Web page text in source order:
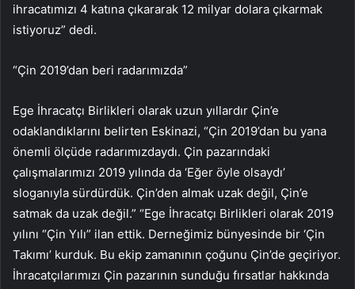
ihracatımızı 4 katına çıkararak 12 milyar dolara çıkarmak
istiyoruz” dedi.
“Çin 2019’dan beri radarımızda”
Ege İhracatçı Birlikleri olarak uzun yıllardır Çin’e
odaklandıklarını belirten Eskinazi, “Çin 2019’dan bu yana
önemli ölçüde radarımızdaydı. Çin pazarındaki
çalışmalarımızı 2019 yılında da ‘Eğer öyle olsaydı’
sloganıyla sürdürdük. Çin’den almak uzak değil, Çin’e
satmak da uzak değil.” “Ege İhracatçı Birlikleri olarak 2019
yılını “Çin Yılı” ilan ettik. Derneğimiz bünyesinde bir ‘Çin
Takımı’ kurduk. Bu ekip zamanının çoğunu Çin’de geçiriyor.
İhracatçılarımızı Çin pazarının sunduğu fırsatlar hakkında